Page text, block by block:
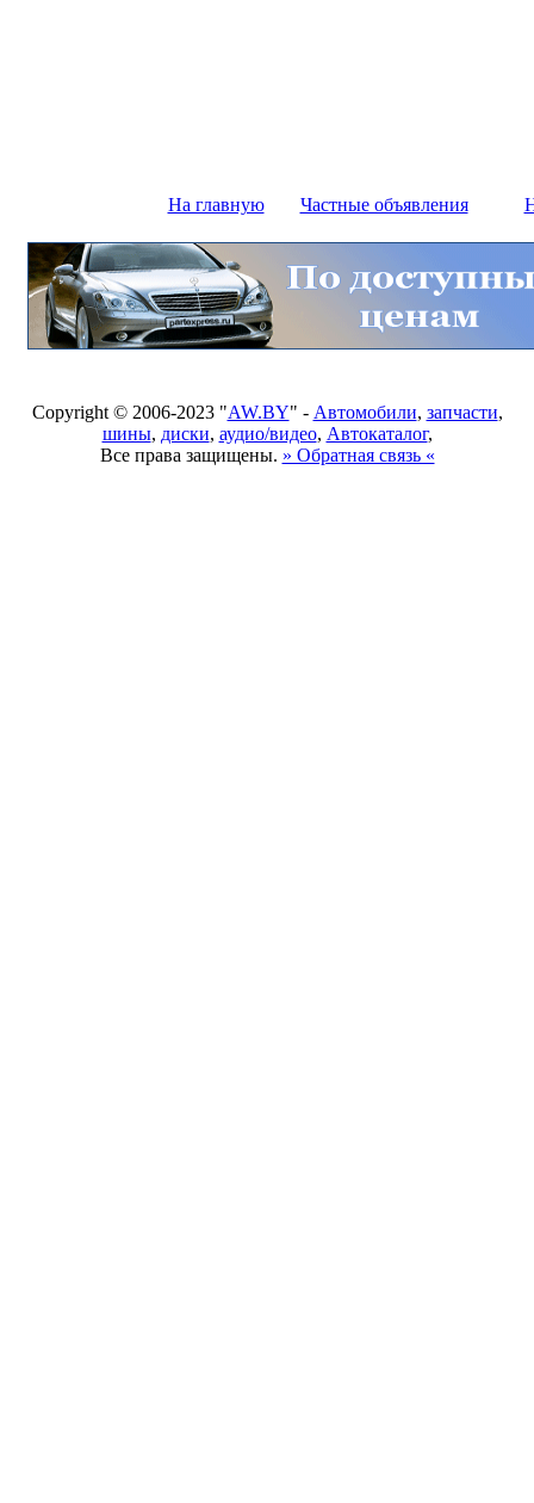
На главную Частные объявления
Copyright © 2006-2023 "AW.BY" - Автомобили, запчасти,
шины, диски, аудио/видео, Автокаталог,
Все права защищены. » Обратная связь «